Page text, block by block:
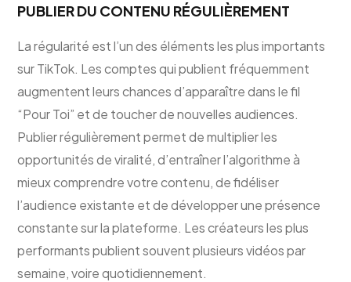
PUBLIER DU CONTENU RÉGULIÈREMENT
La régularité est l’un des éléments les plus importants
sur TikTok. Les comptes qui publient fréquemment
augmentent leurs chances d’apparaître dans le fil
“Pour Toi” et de toucher de nouvelles audiences.
Publier régulièrement permet de multiplier les
opportunités de viralité, d’entraîner l’algorithme à
mieux comprendre votre contenu, de fidéliser
l’audience existante et de développer une présence
constante sur la plateforme. Les créateurs les plus
performants publient souvent plusieurs vidéos par
semaine, voire quotidiennement.